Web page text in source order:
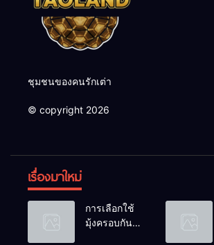
ชุมชนของคนรักเต่า
© copyright 2026
เรื่องมาใหม่
การเลือกใช้
มุ้งครอบกัน